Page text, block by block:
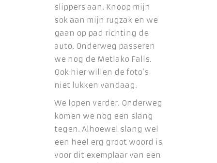
slippers aan. Knoop mijn
sok aan mijn rugzak en we
gaan op pad richting de
auto. Onderweg passeren
we nog de Metlako Falls.
Ook hier willen de foto’s
niet lukken vandaag.
We lopen verder. Onderweg
komen we nog een slang
tegen. Alhoewel slang wel
een heel erg groot woord is
voor dit exemplaar van een